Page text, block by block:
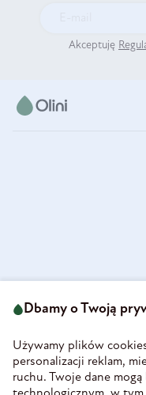
Akceptuję
58-160 Świebodzice
REGON 890213034
INFORMACJE
Dbamy o Twoją
Używamy plików
personalizacji reklam,
ruchu. Twoje dane